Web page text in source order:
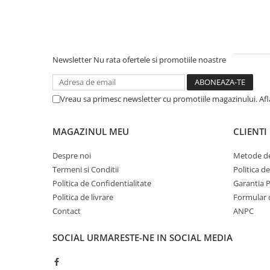
Newsletter Nu rata ofertele si promotiile noastre
Vreau sa primesc newsletter cu promotiile magazinului.
MAGAZINUL MEU
Despre noi
Termeni si Conditii
Politica de Confidentialitate
Politica de livrare
Contact
CLIENTI
Metode
Politica
Garantia
Formular
ANPC
SOCIAL URMARESTE-NE IN SOCIAL MEDIA